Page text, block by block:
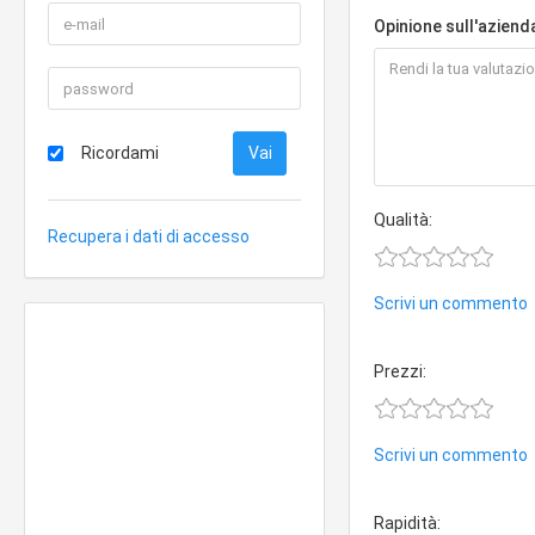
Ricordami
Recupera i dati di accesso
Opinione
Qualità:
Scrivi un commento
Prezzi:
Scrivi un commento
Rapidità: